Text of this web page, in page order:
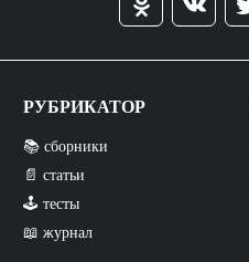
РУБРИКАТОР
📚 сборники
📄 статьи
🕹️ тесты
📖 журнал